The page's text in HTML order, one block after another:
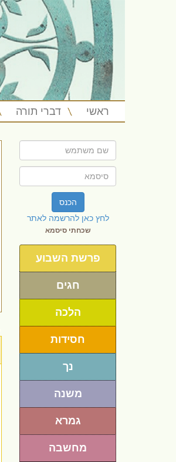
ראשי דברי תורה
הכנס
לחץ כאן להרשמה לאתר
שכחתי סיסמא
פרשת השבוע
חגים
הלכה
חסידות
נך
משנה
גמרא
מחשבה